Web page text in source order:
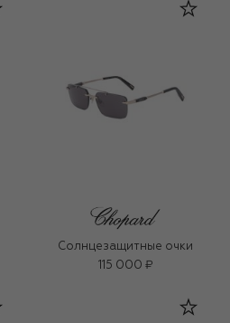
Солнцезащитные очки
115 000 ₽